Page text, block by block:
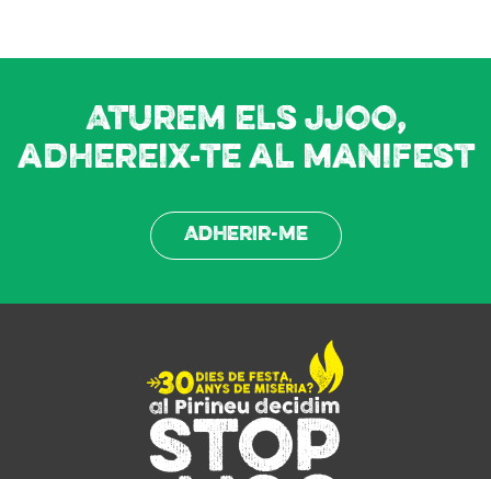
Aturem els JJOO,
adhereix-te al manifest
Adherir-me